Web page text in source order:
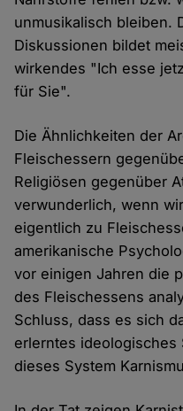
unmusikalisch bleiben.
Diskussionen bildet
wirkendes "Ich esse
für Sie".
Die Ähnlichkeiten der
Fleischessern
Religiösen gegenüber
verwunderlich, wenn
eigentlich zu
amerikanische
vor einigen Jahren die
des Fleischessens
Schluss, dass es sich
erlerntes ideologisches
dieses System